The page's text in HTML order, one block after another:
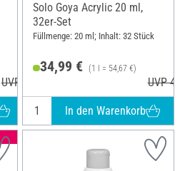
UVP 3,99 €
Solo Goya Acrylic 20 ml,
32er-Set
Füllmenge: 20 ml; Inhalt: 32 Stück
34,99 € (1 l = 54,67 €)
UVP
In den Warenkorb